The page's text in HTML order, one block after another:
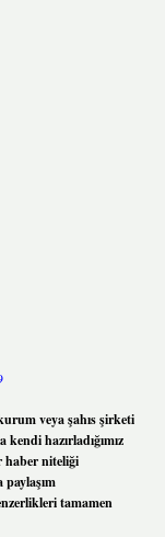
veya şahıs şirketi
hazırladığımız
haber niteliği
tamamen